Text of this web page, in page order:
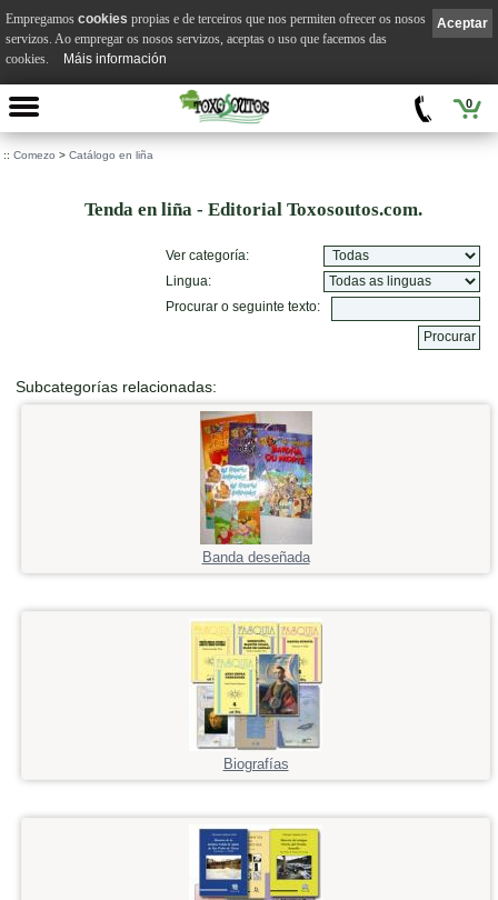
0
:: Comezo > Catálogo en liña
Tenda en liña - Editorial Toxosoutos.com.
Ver categoría:
Lingua:
Procurar o seguinte texto:
Subcategorías relacionadas:
Banda deseñada
Biografías
Aceptar
Empregamos cookies propias e de terceiros que nos permiten ofrecer os nosos
servizos. Ao empregar os nosos servizos, aceptas o uso que facemos das
cookies.
Máis información